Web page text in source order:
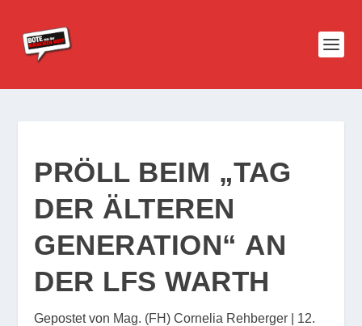
PRÖLL BEIM „TAG
DER ÄLTEREN
GENERATION“ AN
DER LFS WARTH
Gepostet von Mag. (FH) Cornelia Rehberger
12.